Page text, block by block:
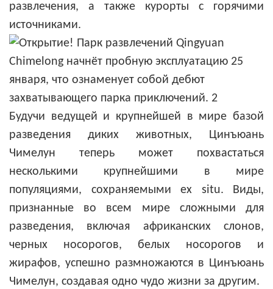
развлечения, а также курорты с горячими
источниками.
Будучи ведущей и крупнейшей в мире базой
разведения диких животных, Цинъюань
Чимелун теперь может похвастаться
несколькими крупнейшими в мире
популяциями, сохраняемыми ex situ. Виды,
признанные во всем мире сложными для
разведения, включая африканских слонов,
черных носорогов, белых носорогов и
жирафов, успешно размножаются в Цинъюань
Чимелун, создавая одно чудо жизни за другим.